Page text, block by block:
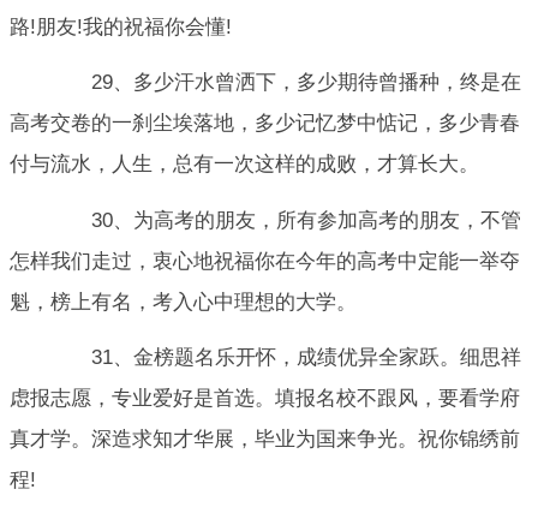
路!朋友!我的祝福你会懂!
29、多少汗水曾洒下，多少期待曾播种，终是在
高考交卷的一刹尘埃落地，多少记忆梦中惦记，多少青春
付与流水，人生，总有一次这样的成败，才算长大。
30、为高考的朋友，所有参加高考的朋友，不管
怎样我们走过，衷心地祝福你在今年的高考中定能一举夺
魁，榜上有名，考入心中理想的大学。
31、金榜题名乐开怀，成绩优异全家跃。细思祥
虑报志愿，专业爱好是首选。填报名校不跟风，要看学府
真才学。深造求知才华展，毕业为国来争光。祝你锦绣前
程!